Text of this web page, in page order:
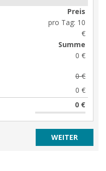
Preis
pro Tag: 10
€
Summe
0 €
0 €
0 €
0 €